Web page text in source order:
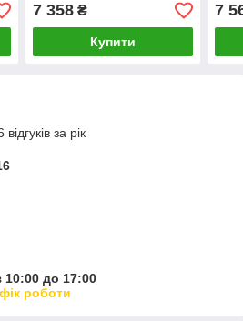
7 358₴
Купити
7
за рік
10:00 до 17:00
роботи